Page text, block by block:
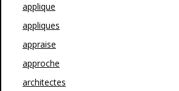
applique
appliques
appraise
approche
architectes